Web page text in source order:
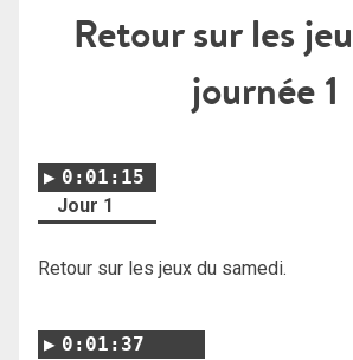
Retour sur les
journée 1
0:01:15
Jour 1
Retour sur les jeux du samedi.
0:01:37